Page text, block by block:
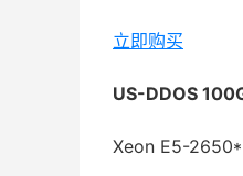
立即购买
US-DDOS
Xeon E5-